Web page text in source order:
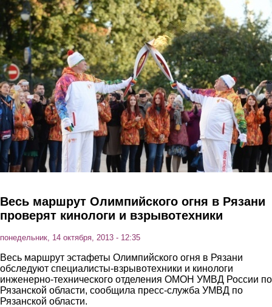
Перейти к основному содержанию
Весь маршрут Олимпийского огня в Рязани
проверят кинологи и взрывотехники
понедельник, 14 октября, 2013 - 12:35
Весь маршрут эстафеты Олимпийского огня в Рязани
обследуют специалисты-взрывотехники и кинологи
инженерно-технического отделения ОМОН УМВД России по
Рязанской области, сообщила пресс-служба УМВД по
Рязанской области.